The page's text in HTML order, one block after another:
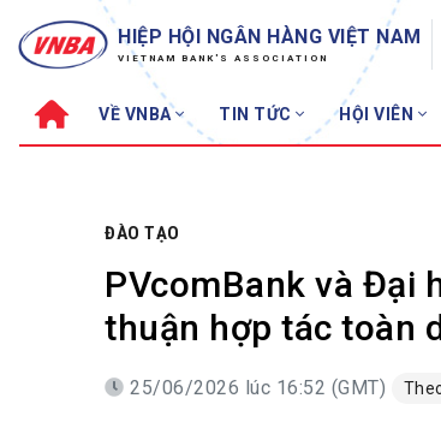
HIỆP HỘI NGÂN HÀNG VIỆT NAM
VIETNAM BANK'S ASSOCIATION
VỀ VNBA TIN TỨC HỘI VIÊN
Sơ đồ tổ chức
Hội đồng Hiệp hội
Thường trực Hiệp hội
Cơ quan Thường trực
ĐÀO TẠO
PVcomBank và Đại
thuận hợp tác toàn
25/06/2026 lúc 16:52 (GMT)